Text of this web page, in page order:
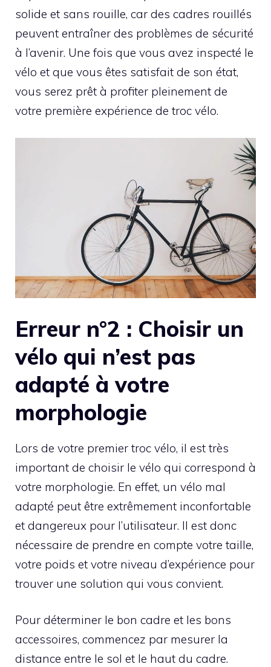
solide et sans rouille, car des cadres rouillés
peuvent entraîner des problèmes de sécurité
à l’avenir. Une fois que vous avez inspecté le
vélo et que vous êtes satisfait de son état,
vous serez prêt à profiter pleinement de
votre première expérience de troc vélo.
Erreur n°2 : Choisir un
vélo qui n’est pas
adapté à votre
morphologie
Lors de votre premier troc vélo, il est très
important de choisir le vélo qui correspond à
votre morphologie. En effet, un vélo mal
adapté peut être extrêmement inconfortable
et dangereux pour l’utilisateur. Il est donc
nécessaire de prendre en compte votre taille,
votre poids et votre niveau d’expérience pour
trouver une solution qui vous convient.
Pour déterminer le bon cadre et les bons
accessoires, commencez par mesurer la
distance entre le sol et le haut du cadre.